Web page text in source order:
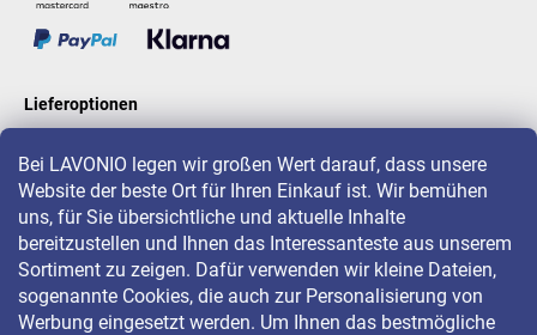
Bei LAVONIO legen wir großen Wert darauf, dass unsere
Website der beste Ort für Ihren Einkauf ist. Wir bemühen
uns, für Sie übersichtliche und aktuelle Inhalte
bereitzustellen und Ihnen das Interessanteste aus unserem
Sortiment zu zeigen. Dafür verwenden wir kleine Dateien,
sogenannte Cookies, die auch zur Personalisierung von
Werbung eingesetzt werden. Um Ihnen das bestmögliche
Lieferoptionen
LAVONIO in der Welt